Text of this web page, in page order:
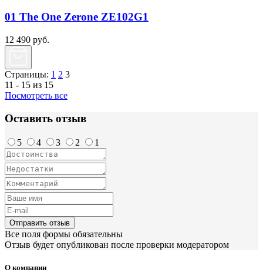
01 The One Zerone ZE102G1
12 490 руб.
Страницы: 1 2 3
11 - 15 из 15
Посмотреть все
Оставить отзыв
5 4 3 2 1
Отправить отзыв
Все поля формы обязательны
Отзыв будет опубликован после проверки модератором
О компании